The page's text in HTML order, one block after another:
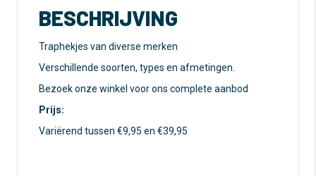
BESCHRIJVING
Traphekjes van diverse merken
Verschillende soorten, types en afmetingen.
Bezoek onze winkel voor ons complete aanbod
Prijs:
Variërend tussen €9,95 en €39,95